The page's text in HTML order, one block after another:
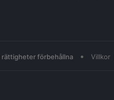
rättigheter förbehållna • Villkor